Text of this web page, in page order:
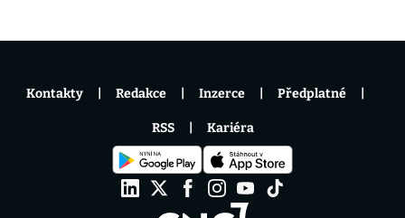
Kontakty Redakce Inzerce Předplatné
RSS Kariéra